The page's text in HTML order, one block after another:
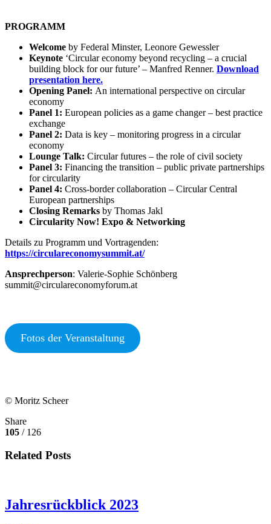
PROGRAMM
Welcome by Federal Minster, Leonore Gewessler
Keynote ‘Circular economy beyond recycling – a crucial
building block for our future’ – Manfred Renner. Download
presentation here.
Opening Panel: An international perspective on circular
economy
Panel 1: European policies as a game changer – best practice
exchange
Panel 2: Data is key – monitoring progress in a circular
economy
Lounge Talk: Circular futures – the role of civil society
Panel 3: Financing the transition – public private partnerships
for circularity
Panel 4: Cross-border collaboration – Circular Central
European partnerships
Closing Remarks by Thomas Jakl
Circularity Now! Expo & Networking
Details zu Programm und Vortragenden:
https://circulareconomysummit.at/
Ansprechperson: Valerie-Sophie Schönberg
summit@circulareconomyforum.at
Fotos der Veranstaltung
© Moritz Scheer
Share
105 / 126
Related Posts
Jahresrückblick 2023